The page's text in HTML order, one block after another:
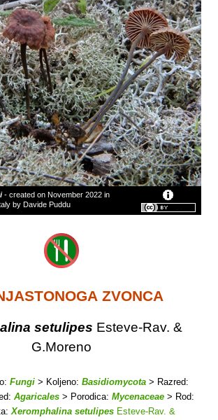
- created on November 2022 in
by Davide Puddu
ZVONCA
setulipes Esteve-Rav. &
G.Moreno
Fungi > Koljeno: Basidiomycota > Razred:
Agaricales > Porodica: Mycenaceae > Rod:
Xeromphalina setulipes Esteve-Rav. &